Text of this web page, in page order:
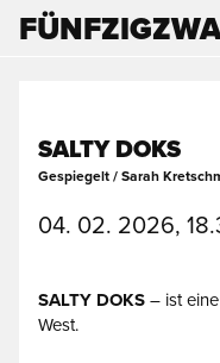
SALTY DOKS
Gespiegelt / Sarah
04. 02. 2026,
SALTY DOKS – ist
West.